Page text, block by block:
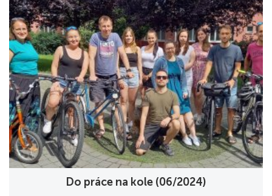
Do práce na kole (06/2024)